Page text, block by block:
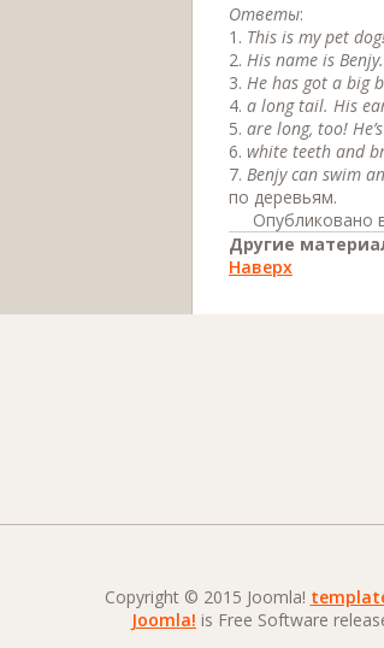
Ответы:
1. This is ту pet
2. His name is
3. He has got a big
4. a long tail. His
5. are long, too!
6. white teeth and
7. Benjy can swim
по деревьям.
Опубликовано
Другие
Наверх
Copyright © 2015 Joomla!
Joomla! is Free Software